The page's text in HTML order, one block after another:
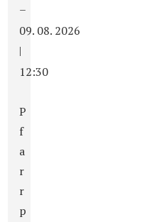
–
09. 08. 2026
|
12:30
P
f
a
r
r
p